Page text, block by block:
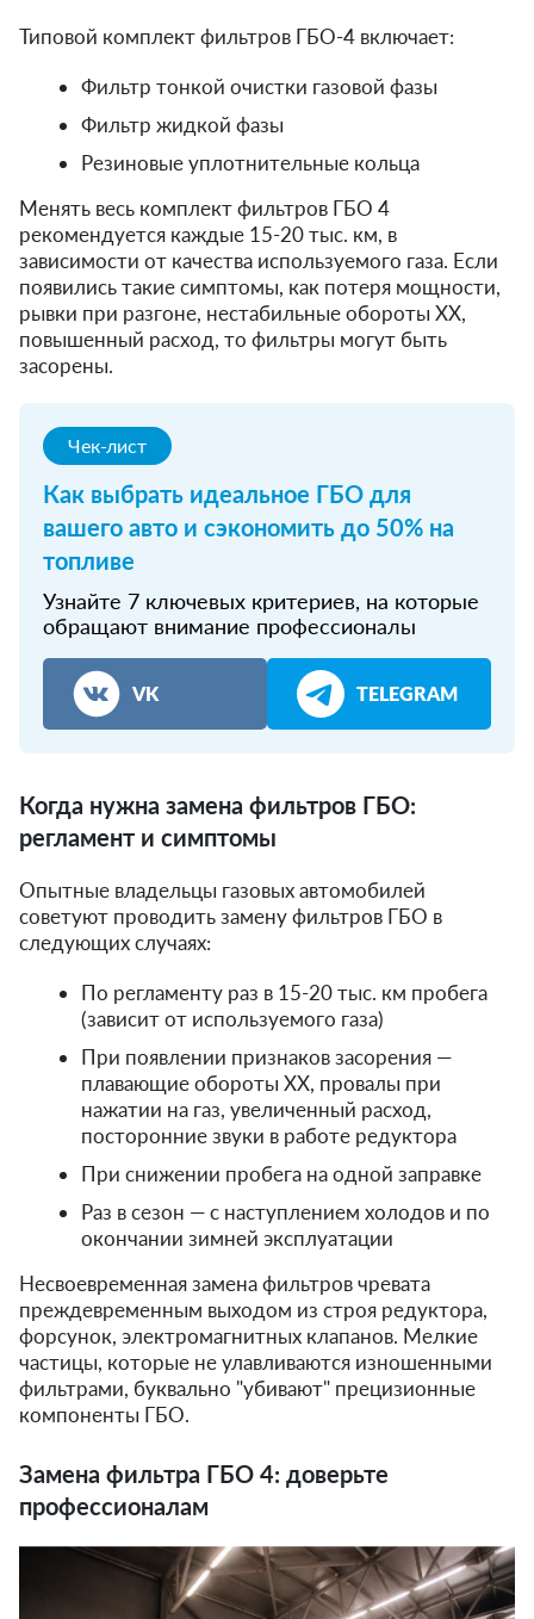
Типовой комплект фильтров ГБО-4 включает:
Фильтр тонкой очистки газовой фазы
Фильтр жидкой фазы
Резиновые уплотнительные кольца
Менять весь комплект фильтров ГБО 4
рекомендуется каждые 15-20 тыс. км, в
зависимости от качества используемого газа. Если
появились такие симптомы, как потеря мощности,
рывки при разгоне, нестабильные обороты ХХ,
повышенный расход, то фильтры могут быть
засорены.
Чек-лист
Как выбрать идеальное ГБО для
вашего авто и сэкономить до 50% на
топливе
Узнайте 7 ключевых критериев, на которые
обращают внимание профессионалы
VK TELEGRAM
Когда нужна замена фильтров ГБО:
регламент и симптомы
Опытные владельцы газовых автомобилей
советуют проводить замену фильтров ГБО в
следующих случаях:
По регламенту раз в 15-20 тыс. км пробега
(зависит от используемого газа)
При появлении признаков засорения —
плавающие обороты ХХ, провалы при
нажатии на газ, увеличенный расход,
посторонние звуки в работе редуктора
При снижении пробега на одной заправке
Раз в сезон — с наступлением холодов и по
окончании зимней эксплуатации
Несвоевременная замена фильтров чревата
преждевременным выходом из строя редуктора,
форсунок, электромагнитных клапанов. Мелкие
частицы, которые не улавливаются изношенными
фильтрами, буквально "убивают" прецизионные
компоненты ГБО.
Замена фильтра ГБО 4: доверьте
профессионалам